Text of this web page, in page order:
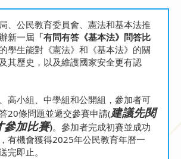
、公民教育委員會、憲法和基本法推
新一屆 「有問有答《基本法》問答比
學生能對《憲法》和《基本法》的關
其歷史，以及維護國家安全更有認
高小組、中學組和公開組，參加者可
20條問題並遞交參賽申請(建議先閱
參加比賽)。參加者完成初賽並成功
有機會獲得2025年公民教育年曆一
完即止。